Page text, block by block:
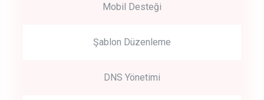
Mobil Desteği
Şablon Düzenleme
DNS Yönetimi